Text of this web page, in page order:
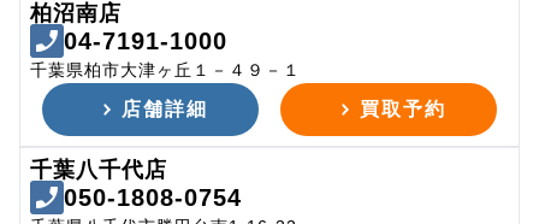
柏沼南店
04-7191-1000
千葉県柏市大津ヶ丘１－４９－１
店舗詳細 買取予約
千葉八千代店
050-1808-0754